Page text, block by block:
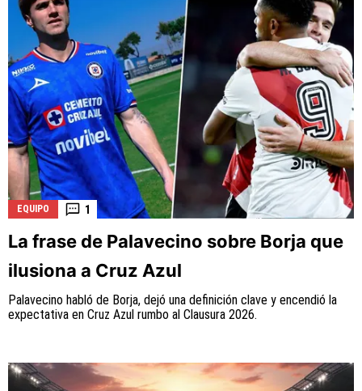
EQUIPO 1
La frase de Palavecino sobre Borja que
ilusiona a Cruz Azul
Palavecino habló de Borja, dejó una definición clave y encendió la
expectativa en Cruz Azul rumbo al Clausura 2026.